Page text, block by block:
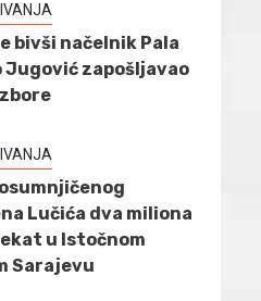
bivši načelnik Pala
Jugović zapošljavao
Lučića dva miliona
u Istočnom
Sarajevu